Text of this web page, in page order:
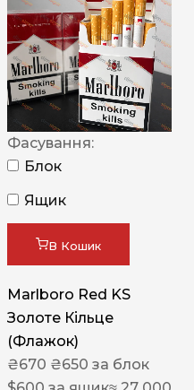
Фасування:
Блок
Ящик
В Кошик
Marlboro Red KS
Золоте Кільце
(Флажок)
₴670 ₴650 за блок